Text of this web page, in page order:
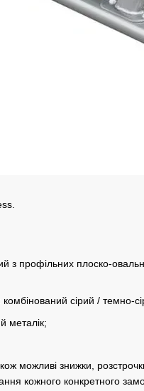
з профільних плоско-
комбінований сірий / темно-
металік;
можливі знижки,
кожного конкретного